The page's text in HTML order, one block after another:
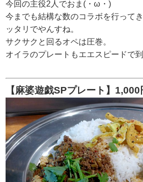
今回の主役2人でおま(・ω・)
今までも結構な数のコラボを行って
ッタリでやんすね。
サクサクと回るオペは圧巻。
オイラのプレートもエエスピードで
【麻婆遊戯SPプレート】1,000